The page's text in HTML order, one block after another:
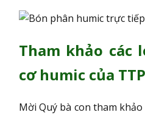
Tham khảo các
cơ humic của
Mời Quý bà con tham khảo